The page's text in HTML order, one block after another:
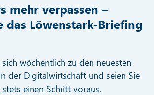
mehr verpassen –
das Löwenstark-Briefing
wöchentlich zu den neuesten
der Digitalwirtschaft und seien Sie
einen Schritt voraus.